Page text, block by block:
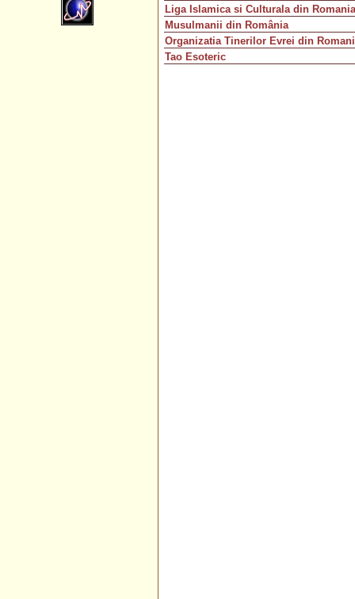
Liga Islamica si Culturala din Romania
Musulmanii din România
Organizatia Tinerilor Evrei din
Tao Esoteric